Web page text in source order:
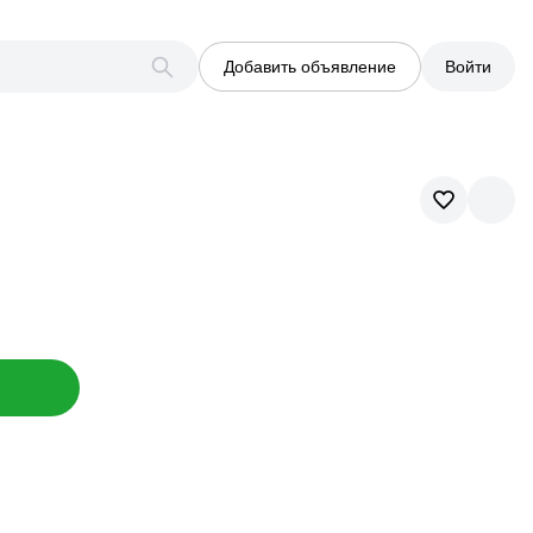
Добавить объявление Войти